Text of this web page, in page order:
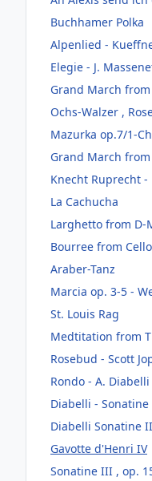
Buchhamer Polka
Alpenlied -
Elegie - J.
Grand March
Ochs-Walzer ,
Mazurka op.7/1-
Grand March
Knecht Ruprecht -
La Cachucha
Larghetto from D-
Bourree from
Araber-Tanz
Marcia op. 3-5 -
St. Louis Rag
Medtitation from
Rosebud - Scott
Rondo - A. Diabelli
Diabelli -
Diabelli Sonatine
Gavotte d'Henri IV
Sonatine III , op.